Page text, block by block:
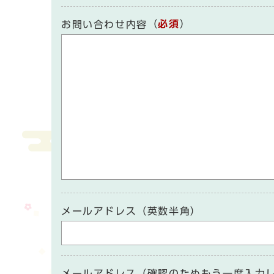
お問い合わせ内容 （必須）
メールアドレス（英数半角）